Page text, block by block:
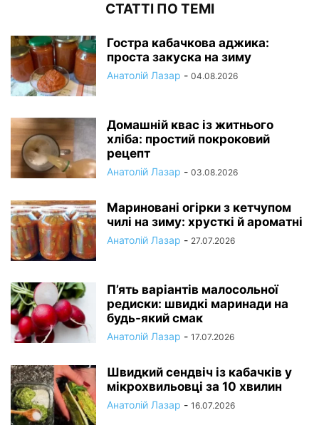
СТАТТІ ПО ТЕМІ
Гостра кабачкова аджика:
проста закуска на зиму
Анатолій Лазар - 04.08.2026
Домашній квас із житнього
хліба: простий покроковий
рецепт
Анатолій Лазар - 03.08.2026
Мариновані огірки з кетчупом
чилі на зиму: хрусткі й ароматні
Анатолій Лазар - 27.07.2026
П’ять варіантів малосольної
редиски: швидкі маринади на
будь-який смак
Анатолій Лазар - 17.07.2026
Швидкий сендвіч із кабачків у
мікрохвильовці за 10 хвилин
Анатолій Лазар - 16.07.2026